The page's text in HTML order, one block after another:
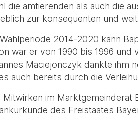
die amtierenden als auch die
zur konsequenten und
2014-2020 kann
war er von 1990 bis 1996
Maciejonczyk dankte ihm
auch bereits durch die
Mitwirken im
des Freistaates